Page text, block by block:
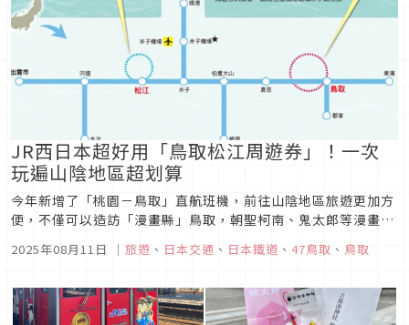
JR西日本超好用「鳥取松江周遊券」！一次
玩遍山陰地區超划算
今年新增了「桃園－鳥取」直航班機，前往山陰地區旅遊更加方
便，不僅可以造訪「漫畫縣」鳥取，朝聖柯南、鬼太郎等漫畫故
起玩，推薦大家這張JR西日本推出的「鳥取松江周遊券」，不僅
2025年08月11日 ｜ 旅遊 、 日本交通 、 日本鐵道 、 47鳥取 、 鳥取